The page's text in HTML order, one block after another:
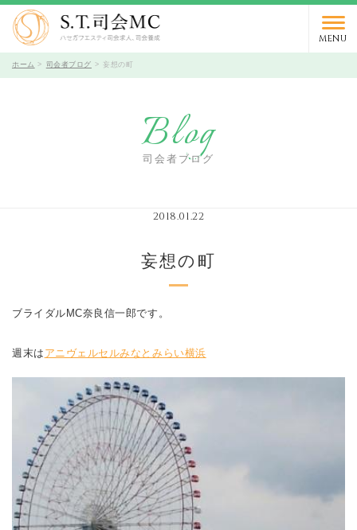
MENU
受付時間 10時～19時 / 定休日 火曜日
ホーム 司会者ブログ 妄想の町
Blog
司会者ブログ
2018.01.22
妄想の町
ブライダルMC奈良信一郎です。
週末は アニヴェルセルみなとみらい横浜